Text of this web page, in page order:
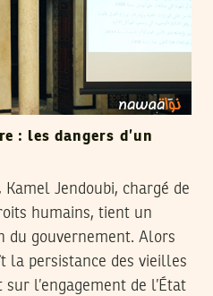
: les dangers d’un
Jendoubi, chargé de
humains, tient un
du gouvernement. Alors
la persistance des vieilles
l’engagement de l’État